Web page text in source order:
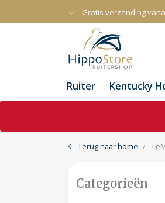
Gratis verzending
Ruiter Kentucky
Terug naar home
Categorieën